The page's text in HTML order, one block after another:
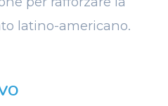
latino-americano.